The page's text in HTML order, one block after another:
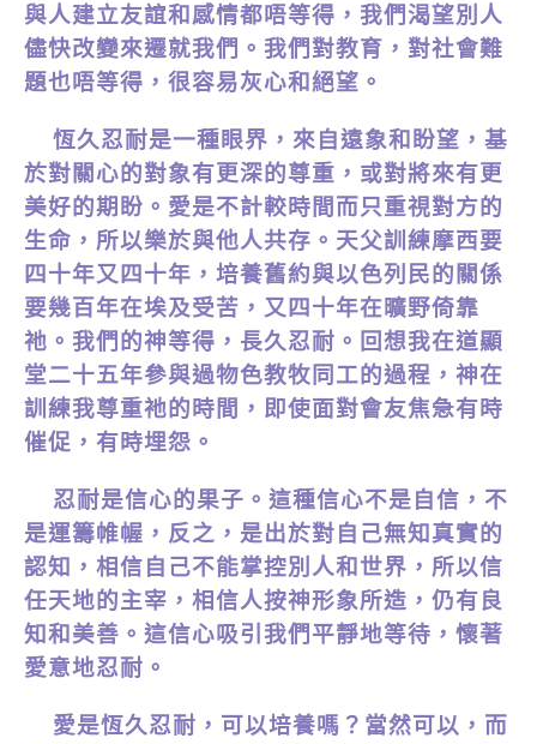
與人建立友誼和感情都唔等得，我們渴望別人
儘快改變來遷就我們。我們對教育，對社會難
題也唔等得，很容易灰心和絕望。
恆久忍耐是一種眼界，來自遠象和盼望，基
於對關心的對象有更深的尊重，或對將來有更
美好的期盼。愛是不計較時間而只重視對方的
生命，所以樂於與他人共存。天父訓練摩西要
四十年又四十年，培養舊約與以色列民的關係
要幾百年在埃及受苦，又四十年在曠野倚靠
祂。我們的神等得，長久忍耐。回想我在道顯
堂二十五年參與過物色教牧同工的過程，神在
訓練我尊重祂的時間，即使面對會友焦急有時
催促，有時埋怨。
忍耐是信心的果子。這種信心不是自信，不
是運籌帷幄，反之，是出於對自己無知真實的
認知，相信自己不能掌控別人和世界，所以信
任天地的主宰，相信人按神形象所造，仍有良
知和美善。這信心吸引我們平靜地等待，懷著
愛意地忍耐。
愛是恆久忍耐，可以培養嗎？當然可以，而